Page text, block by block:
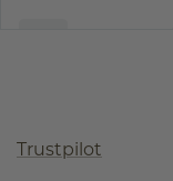
Trustpilot